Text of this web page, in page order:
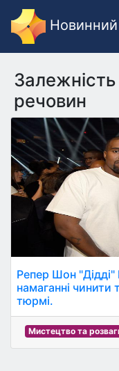
Залежність
речовин
Репер Шон "Дідді"
намаганні чинити
тюрмі.
Мистецтво та